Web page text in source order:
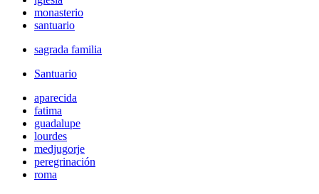
monasterio
santuario
sagrada familia
Santuario
aparecida
fatima
guadalupe
lourdes
medjugorje
peregrinación
roma